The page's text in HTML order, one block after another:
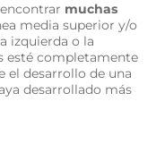
muchas
media superior y/o
izquierda o la
esté completamente
el desarrollo de una
desarrollado más